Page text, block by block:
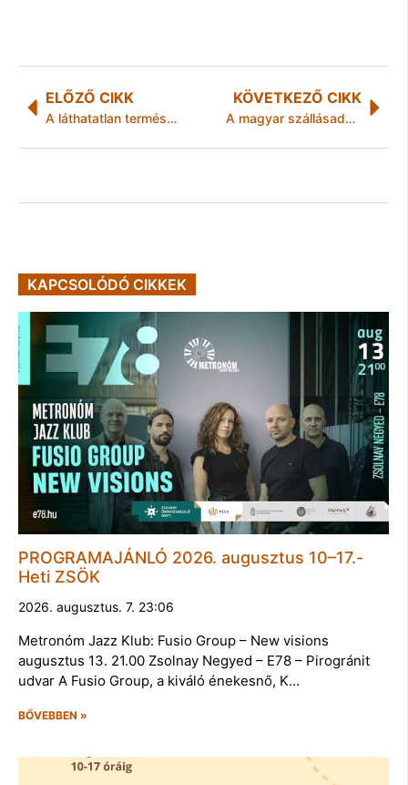
ELŐZŐ CIKK
A láthatatlan természetfotós, kiállításmegnyitó
KÖVETKEZŐ CIKK
A magyar szállásadók kétharmadát lopta már meg vendég
KAPCSOLÓDÓ CIKKEK
PROGRAMAJÁNLÓ 2026. augusztus 10–17.-
Heti ZSÖK
2026. augusztus. 7. 23:06
Metronóm Jazz Klub: Fusio Group – New visions
augusztus 13. 21.00 Zsolnay Negyed – E78 – Pirogránit
udvar A Fusio Group, a kiváló énekesnő, K…
BŐVEBBEN »